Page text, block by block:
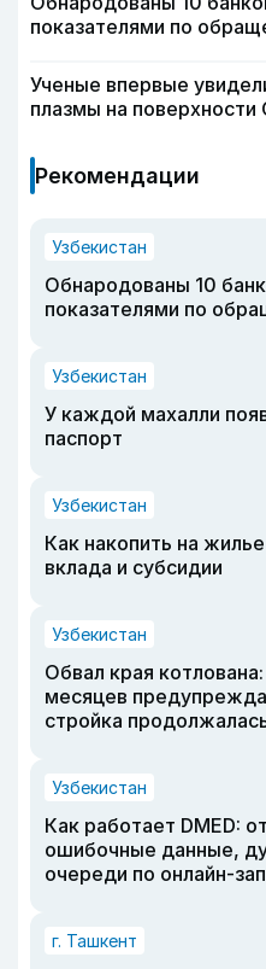
показателями по
Ученые впервые
плазмы на поверхности
Рекомендации
Узбекистан
Обнародованы 10
показателями по
Узбекистан
У каждой махалли
паспорт
Узбекистан
Как накопить на
вклада и субсидии
Узбекистан
Обвал края
месяцев
стройка
Узбекистан
Как работает DMED:
ошибочные данные,
очереди по онлайн-
г. Ташкент